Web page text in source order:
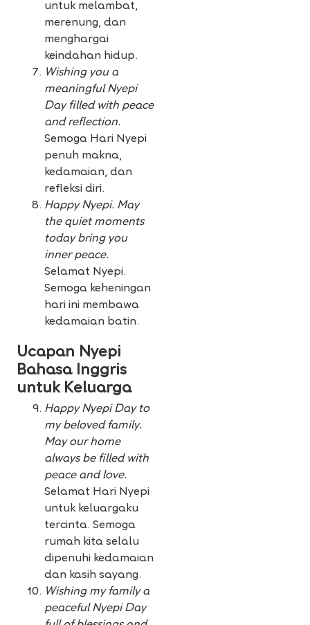
untuk melambat,
merenung, dan
menghargai
keindahan hidup.
Wishing you a
meaningful Nyepi
Day filled with peace
and reflection.
Semoga Hari Nyepi
penuh makna,
kedamaian, dan
refleksi diri.
Happy Nyepi. May
the quiet moments
today bring you
inner peace.
Selamat Nyepi.
Semoga keheningan
hari ini membawa
kedamaian batin.
Ucapan Nyepi
Bahasa Inggris
untuk Keluarga
Happy Nyepi Day to
my beloved family.
May our home
always be filled with
peace and love.
Selamat Hari Nyepi
untuk keluargaku
tercinta. Semoga
rumah kita selalu
dipenuhi kedamaian
dan kasih sayang.
Wishing my family a
peaceful Nyepi Day